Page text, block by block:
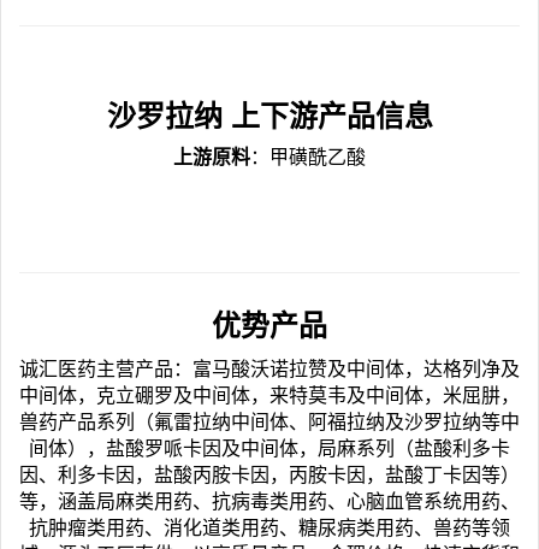
沙罗拉纳 上下游产品信息
上游原料：甲磺酰乙酸
优势产品
诚汇医药主营产品：富马酸沃诺拉赞及中间体，达格列净及
中间体，克立硼罗及中间体，来特莫韦及中间体，米屈肼，
兽药产品系列（氟雷拉纳中间体、阿福拉纳及沙罗拉纳等中
间体），盐酸罗哌卡因及中间体，局麻系列（盐酸利多卡
因、利多卡因，盐酸丙胺卡因，丙胺卡因，盐酸丁卡因等）
等，涵盖局麻类用药、抗病毒类用药、心脑血管系统用药、
抗肿瘤类用药、消化道类用药、糖尿病类用药、兽药等领